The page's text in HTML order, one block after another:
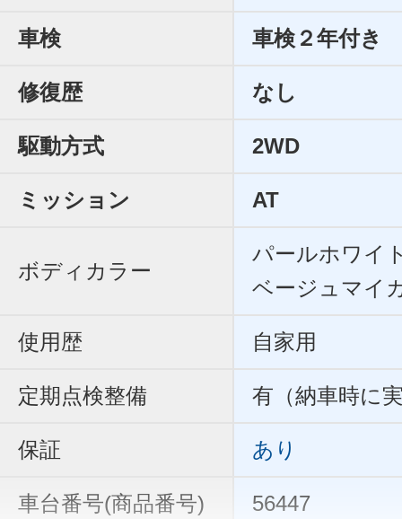
車検 車検２年付き
修復歴 なし
駆動方式 2WD
ミッション AT
ボディカラー
パールホワイ
ベージュマイ
使用歴 自家用
定期点検整備 有（納車時に
保証 あり
車台番号(商品番号) 56447